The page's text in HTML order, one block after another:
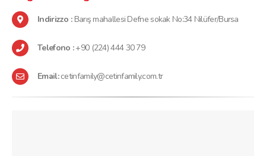
Indirizzo : Barış mahallesi Defne sokak No:34 Nilüfer/Bursa
Telefono :+90 (224) 444 30 79
Email:cetinfamily@cetinfamily.com.tr